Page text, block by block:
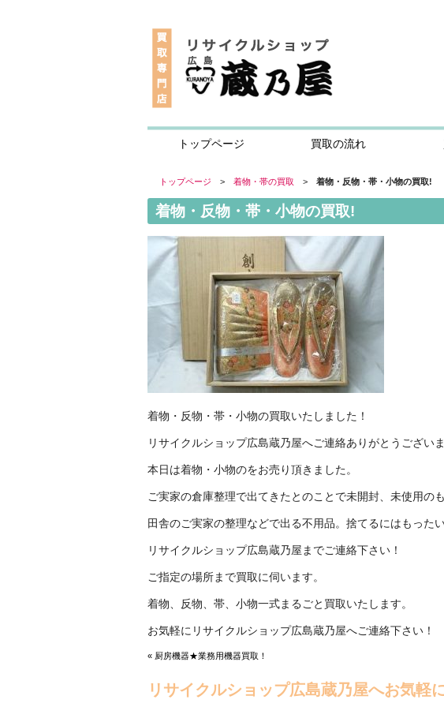
トップページ 買取の流れ
トップページ > 着物・帯の買取 > 着物・反物・帯・小物の買取!
着物・反物・帯・小物の買取!
着物・反物・帯・小物の買取いたしました！
リサイクルショップ広島蔵乃屋へご連絡ありがとうございま
本日は着物・小物のをお売り頂きました。
ご実家の倉庫整理で出てきたとのことで未開封、未使用の
田舎のご実家の整理などで出る不用品。捨てるにはもったい
リサイクルショップ広島蔵乃屋までご連絡下さい！
ご指定の場所まで買取に伺います。
着物、反物、帯、小物一式まるごと買取いたします。
お気軽にリサイクルショップ広島蔵乃屋へご連絡下さい！
« 厨房機器★業務用機器買取！
リサイクルショップ広島蔵乃屋へお気軽